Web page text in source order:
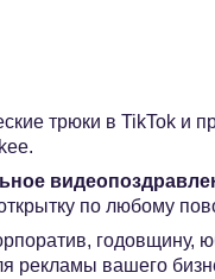
трюки в TikTok и
по любому
годовщину,
рекламы вашего